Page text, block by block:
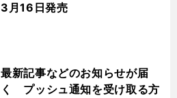
3月16日発売
最新記事などのお知らせが届
く プッシュ通知を受け取る方